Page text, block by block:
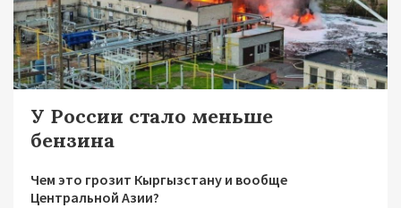
У России стало меньше
бензина
Чем это грозит Кыргызстану и вообще
Центральной Азии?